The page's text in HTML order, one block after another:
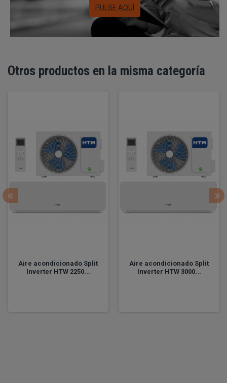
PULSE AQUÍ
Otros productos en la misma categoría
Aire acondicionado Split
Inverter HTW 2250...
Aire acondicionado Split
Inverter HTW 3000...